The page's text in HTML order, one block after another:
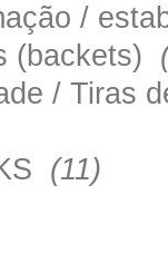
/
(backets)
/ Tiras
(11)